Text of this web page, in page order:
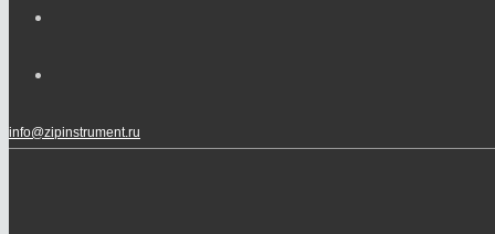
info@zipinstrument.ru